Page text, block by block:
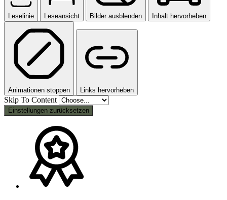
Leselinie Leseansicht Bilder ausblenden Inhalt hervorheben
Animationen stoppen Links hervorheben
Skip To Content
Einstellungen zurücksetzen